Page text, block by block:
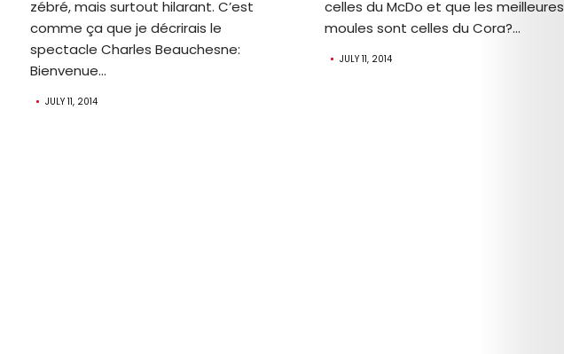
zébré, mais surtout hilarant. C’est
comme ça que je décrirais le
spectacle Charles Beauchesne:
Bienvenue...
JULY 11, 2014
celles du McDo et que les meilleures
moules sont celles du Cora?...
JULY 11, 2014